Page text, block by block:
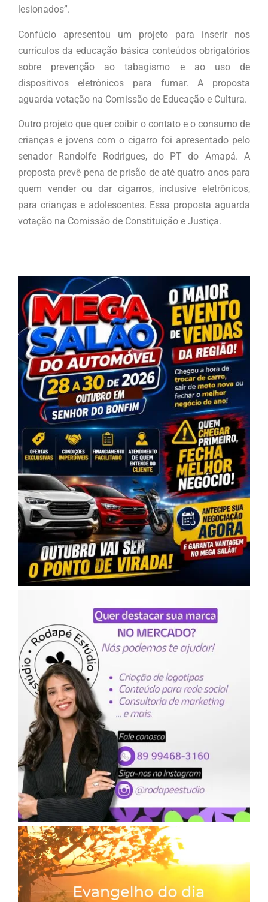
lesionados”.
Confúcio apresentou um projeto para inserir nos
currículos da educação básica conteúdos obrigatórios
sobre prevenção ao tabagismo e ao uso de
dispositivos eletrônicos para fumar. A proposta
aguarda votação na Comissão de Educação e Cultura.
Outro projeto que quer coibir o contato e o consumo de
crianças e jovens com o cigarro foi apresentado pelo
senador Randolfe Rodrigues, do PT do Amapá. A
proposta prevê pena de prisão de até quatro anos para
quem vender ou dar cigarros, inclusive eletrônicos,
para crianças e adolescentes. Essa proposta aguarda
votação na Comissão de Constituição e Justiça.